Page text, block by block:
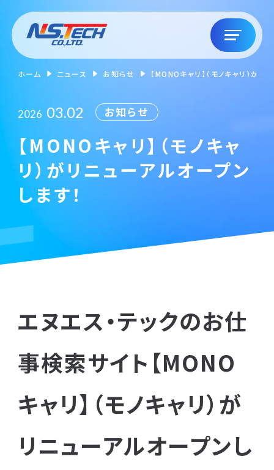
ホーム ニュース お知らせ 【MONOキャリ】（モノキャリ）が
2026 03.02 お知らせ
【MONOキャリ】（モノキャ
リ）がリニューアルオープン
します！
エヌエス・テックのお仕
事検索サイト【MONO
キャリ】（モノキャリ）が
リニューアルオープンし